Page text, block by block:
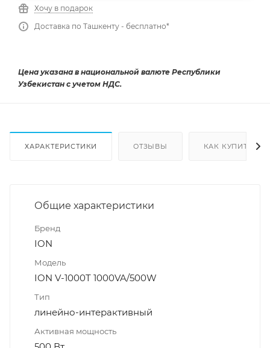
Хочу в подарок
Доставка по Ташкенту - бесплатно*
Цена указана в национальной валюте Республики
Узбекистан с учетом НДС.
ХАРАКТЕРИСТИКИ ОТЗЫВЫ КАК КУПИТЬ
Общие характеристики
Бренд
ION
Модель
ION V-1000T 1000VA/500W
Тип
линейно-интерактивный
Активная мощность